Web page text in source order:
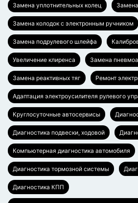
Замена уплотнительных колец
Замена колодок с электронным ручником
Замена подрулевого шлейфа
Увеличение клиренса Замена
Замена реактивных тяг Ремонт
Адаптация электроусилителя рулевого
Круглосуточные автосервисы
Диагностика подвески, ходовой
Компьютерная диагностика автомобиля
Диагностика тормозной системы
Диагностика КПП